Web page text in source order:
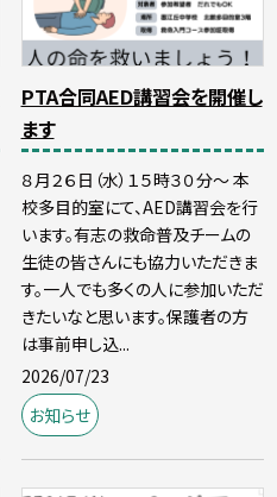
PTA合同AED講習会を開催し
ます
８月２６日（水）１５時３０分～ 本
校多目的室にて、AED講習会を行
います。有志の救命普及チームの
生徒の皆さんにも協力いただきま
す。一人でも多くの人に参加いただ
きたいなと思います。保護者の方
は事前申し込...
2026/07/23
お知らせ